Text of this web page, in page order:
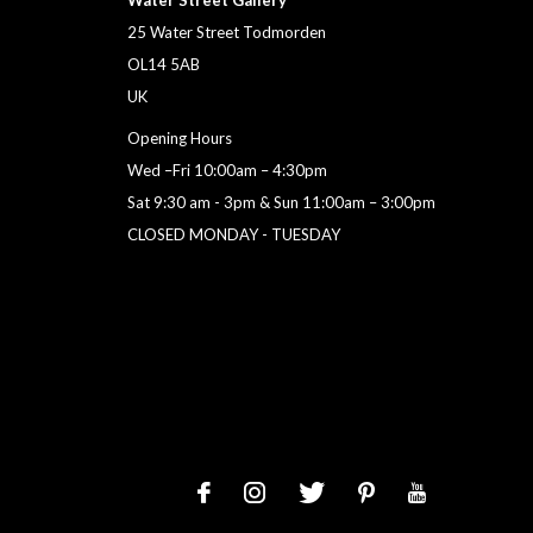
25 Water Street Todmorden
OL14 5AB
UK
Opening Hours
Wed –Fri 10:00am – 4:30pm
Sat 9:30 am - 3pm & Sun 11:00am – 3:00pm
CLOSED MONDAY - TUESDAY